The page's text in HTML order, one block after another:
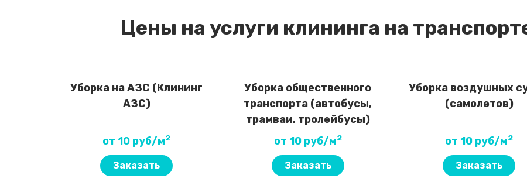
Цены на услуги клининга на
Уборка на АЗС (Клининг
АЗС)
от 10 руб/м2
Заказать
Уборка общественного
транспорта (автобусы,
трамваи, тролейбусы)
от 10 руб/м2
Заказать
Уборка воздушных
(самолетов)
от 10 руб/м2
Заказать